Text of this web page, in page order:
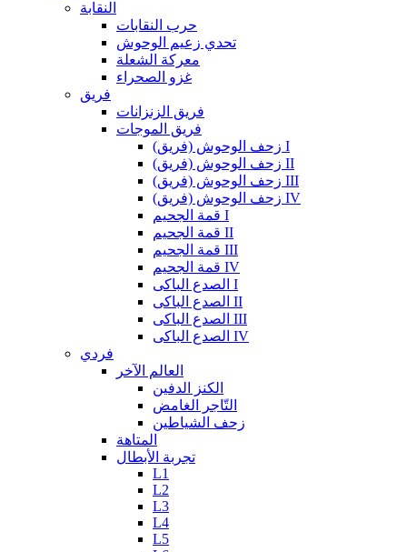
النقابة
حرب النقابات
تحدي زعيم الوحوش
معركة الشعلة
غزو الصحراء
فريق
فريق الزنزانات
فريق الموجات
زحف الوحوش (فريق) I
زحف الوحوش (فريق) II
زحف الوحوش (فريق) III
زحف الوحوش (فريق) IV
قمة الجحيم I
قمة الجحيم II
قمة الجحيم III
قمة الجحيم IV
الصدع الباكى I
الصدع الباكى II
الصدع الباكى III
الصدع الباكى IV
فردي
العالم الآخر
الكنز الدفين
التّاجر الغامض
زحف الشياطين
المتاهة
تجربة الأبطال
L1
L2
L3
L4
L5